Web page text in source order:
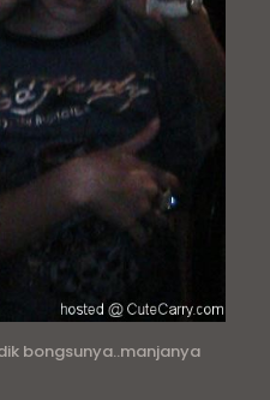
bongsunya..manjanya